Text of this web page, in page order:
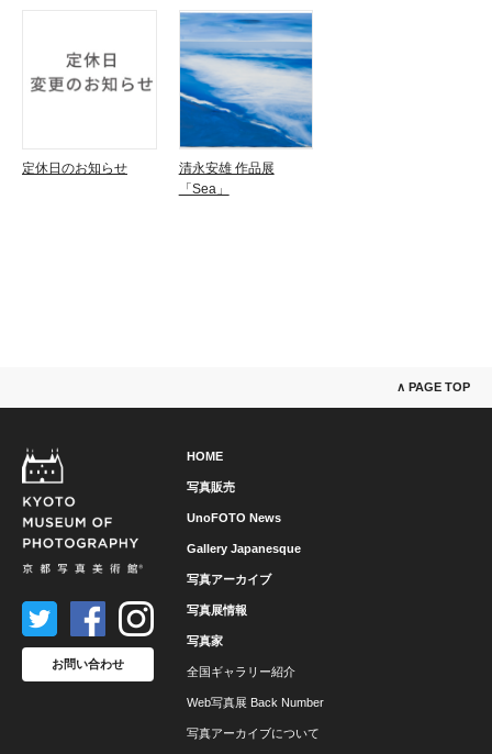
定休日のお知らせ
清永安雄 作品展
「Sea」
∧ PAGE TOP
HOME
写真販売
UnoFOTO News
Gallery Japanesque
写真アーカイブ
写真展情報
写真家
全国ギャラリー紹介
Web写真展 Back Number
写真アーカイブについて
お問い合わせ